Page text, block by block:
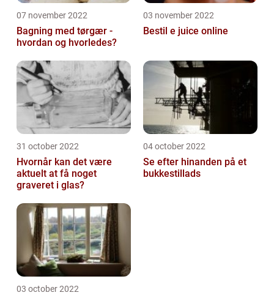
07 november 2022
Bagning med tørgær -
hvordan og hvorledes?
03 november 2022
Bestil e juice online
31 october 2022
Hvornår kan det være
aktuelt at få noget
graveret i glas?
04 october 2022
Se efter hinanden på et
bukkestillads
03 october 2022